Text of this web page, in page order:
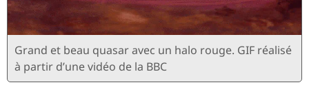
Grand et beau quasar avec un halo rouge. GIF réalisé
à partir d’une vidéo de la BBC